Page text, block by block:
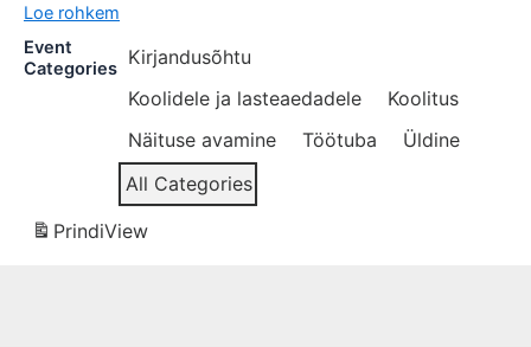
Valla
Raamatukogu
Loe rohkem
Event
Categories Kirjandusõhtu
Koolidele ja lasteaedadele
Koolitus
Näituse avamine
Töötuba
Üldine
All Categories
PrindiView